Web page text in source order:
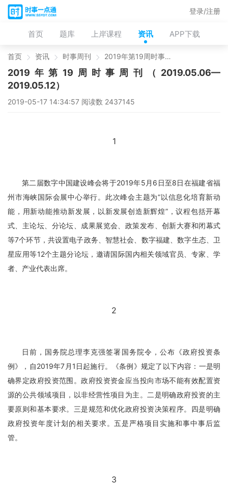
首页 题库 上岸课程 资讯 APP下载
登录/注册
首页 资讯 时事周刊 2019年第19周时事周刊（2019.05.06—2019.05.12）
2019年第19周时事周刊（2019.05.06—
2019.05.12）
2019-05-17 14:34:57 阅读数 2437145
1
第二届数字中国建设峰会将于2019年5月6日至8日在福建省福
州市海峡国际会展中心举行。此次峰会主题为“以信息化培育新动
能，用新动能推动新发展，以新发展创造新辉煌”，议程包括开幕
式、主论坛、分论坛、成果展览会、政策发布、创新大赛和闭幕式
等7个环节，共设置电子政务、智慧社会、数字福建、数字生态、卫
星应用等12个主题分论坛，邀请国际国内相关领域官员、专家、学
者、产业代表出席。
2
日前，国务院总理李克强签署国务院令，公布《政府投资条
例》，自2019年7月1日起施行。《条例》规定了以下内容：一是明
确界定政府投资范围。政府投资资金应当投向市场不能有效配置资
源的公共领域项目，以非经营性项目为主。二是明确政府投资的主
要原则和基本要求。三是规范和优化政府投资决策程序。四是明确
政府投资年度计划的相关要求。五是严格项目实施和事中事后监
管。
3